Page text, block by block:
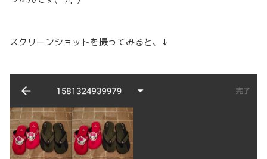
スクリーンショットを撮ってみると、↓